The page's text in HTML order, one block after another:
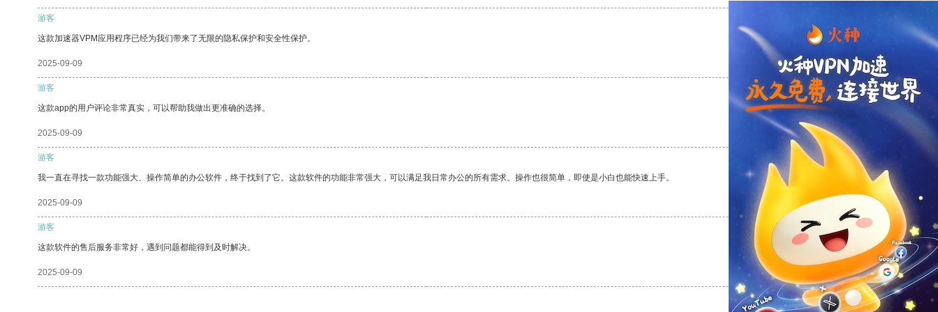
游客
这款加速器VPM应用程序已经为我们带来了无限的隐私保护和安全性保护。
2025-09-09 支持[0] 反对
游客
这款app的用户评论非常真实，可以帮助我做出更准确的选择。
2025-09-09 支持
游客
我一直在寻找一款功能强大、操作简单的办公软件，终于找到了它。这款软件的功能非常强大，可以满足我日常办公的所有需求。操作也很简单，即使是小白也能快速上手。
2025-09-09 反对 [0]
游客
这款软件的售后服务非常好，遇到问题都能得到及时解决。
2025-09-09 支持[0] 反对[0]